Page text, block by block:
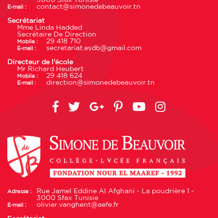
E-mail : contact@simonedebeauvoir.tn
Secrétariat
Mme Linda Hadded
Secrétaire De Direction
Mobile : 29 418 710
E-mail : secretariat.esdb@gmail.com
Directeur de l'école
Mr Richard Heubert
Mobile : 29 418 624
E-mail : direction@simonedebeauvoir.tn
Adresse :
Rue Jamel Eddine Al Afghani - La poudrière 1 -
3000 Sfax Tunisie
E-mail : olivier.vanghent@aefe.fr